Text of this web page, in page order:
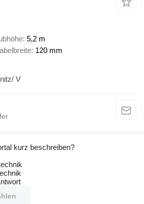
5,2 m
120 mm
V
kurz beschreiben?